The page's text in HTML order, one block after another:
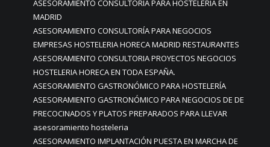
ASESORAMIENTO CONSULTORÍA PARA HOSTELERÍA EN
MADRID
ASESORAMIENTO CONSULTORÍA PARA NEGOCIOS
EMPRESAS HOSTELERIA HORECA MADRID RESTAURANTES
ASESORAMIENTO CONSULTORIA PROYECTOS NEGOCIOS
HOSTELERIA HORECA EN TODA ESPAÑA.
ASESORAMIENTO GASTRONÓMICO PARA HOSTELERÍA
ASESORAMIENTO GASTRONÓMICO PARA NEGOCIOS DE DE
PRECOCINADOS Y PLATOS PREPARADOS PARA LLEVAR
asesoramiento hosteleria
ASESORAMIENTO IMPLANTACIÓN PUESTA EN MARCHA DE